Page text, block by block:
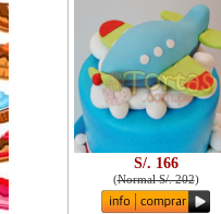
S/. 166
(Normal S/. 202)